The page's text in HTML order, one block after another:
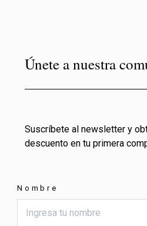
Únete a nuestra
Suscríbete al newsletter y
descuento en tu primera
Nombre